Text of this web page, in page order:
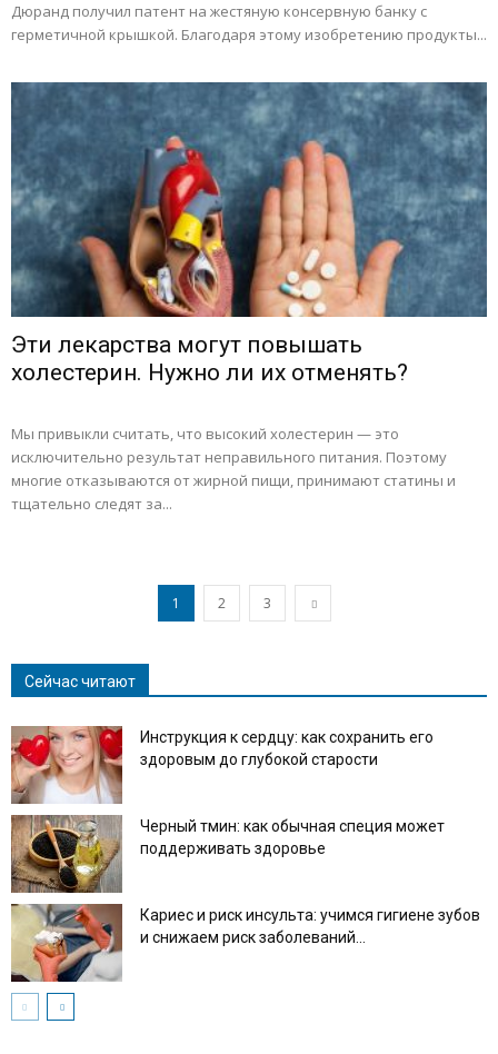
Дюранд получил патент на жестяную консервную банку с
герметичной крышкой. Благодаря этому изобретению продукты...
Эти лекарства могут повышать
холестерин. Нужно ли их отменять?
Мы привыкли считать, что высокий холестерин — это
исключительно результат неправильного питания. Поэтому
многие отказываются от жирной пищи, принимают статины и
тщательно следят за...
1 2 3
Сейчас читают
Инструкция к сердцу: как сохранить его
здоровым до глубокой старости
Черный тмин: как обычная специя может
поддерживать здоровье
Кариес и риск инсульта: учимся гигиене зубов
и снижаем риск заболеваний...